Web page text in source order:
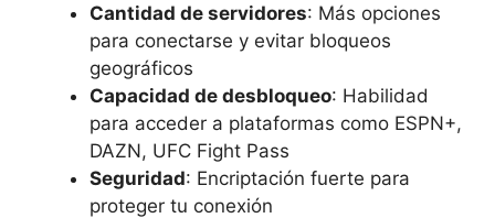
Cantidad de servidores: Más opciones
para conectarse y evitar bloqueos
geográficos
Capacidad de desbloqueo: Habilidad
para acceder a plataformas como ESPN+,
DAZN, UFC Fight Pass
Seguridad: Encriptación fuerte para
proteger tu conexión